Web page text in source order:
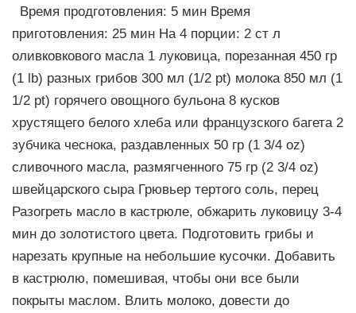
Время продготовления: 5 мин Время
приготовления: 25 мин На 4 порции: 2 ст л
оливковкового масла 1 луковица, порезанная 450 гр
(1 lb) разных грибов 300 мл (1/2 pt) молока 850 мл (1
1/2 pt) горячего овощного бульона 8 кусков
хрустящего белого хлеба или французского багета 2
зубчика чеснока, раздавленных 50 гр (1 3/4 oz)
сливочного масла, размягченного 75 гр (2 3/4 oz)
швейцарского сыра Грювьер тертого соль, перец
Разогреть масло в кастрюле, обжарить луковицу 3-4
мин до золотистого цвета. Подготовить грибы и
нарезать крупные на небольшие кусочки. Добавить
в кастрюлю, помешивая, чтобы они все были
покрыты маслом. Влить молоко, довести до